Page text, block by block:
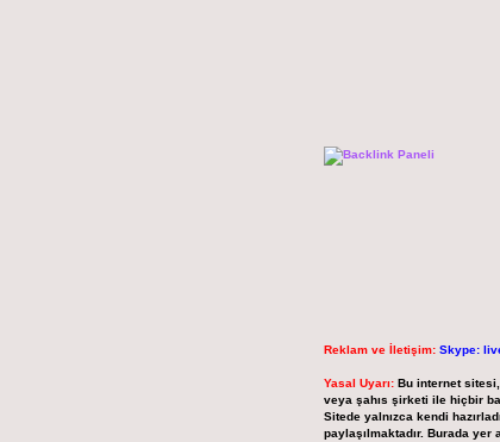
Reklam ve İletişim: Skype:
Yasal Uyarı: Bu internet
veya şahıs şirketi ile hiçbir
Sitede yalnızca kendi
paylaşılmaktadır. Burada